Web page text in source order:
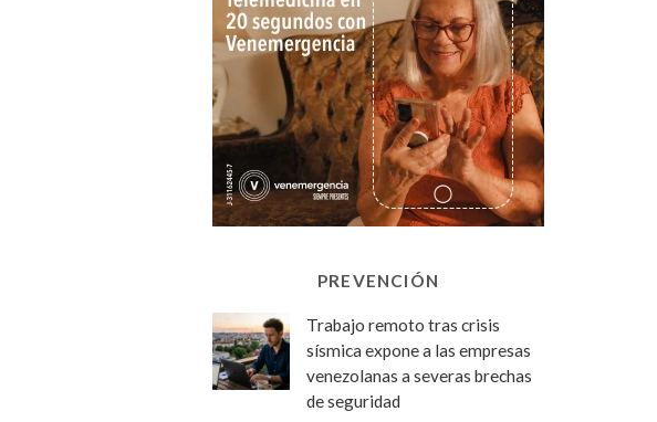
PREVENCIÓN
Trabajo remoto tras crisis
sísmica expone a las empresas
venezolanas a severas brechas
de seguridad